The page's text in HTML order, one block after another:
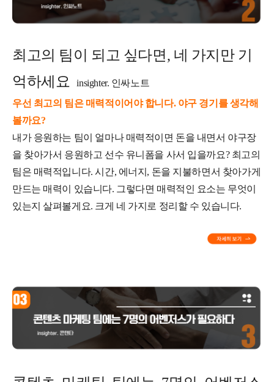
최고의 팀이 되고 싶다면, 네 가지만 기
억하세요insighter. 인싸노트
우선 최고의 팀은 매력적이어야 합니다. 야구 경기를 생각해
볼까요?
내가 응원하는 팀이 얼마나 매력적이면 돈을 내면서 야구장
을 찾아가서 응원하고 선수 유니폼을 사서 입을까요? 최고의
팀은 매력적입니다. 시간, 에너지, 돈을 지불하면서 찾아가게
만드는 매력이 있습니다. 그렇다면 매력적인 요소는 무엇이
있는지 살펴볼게요. 크게 네 가지로 정리할 수 있습니다.